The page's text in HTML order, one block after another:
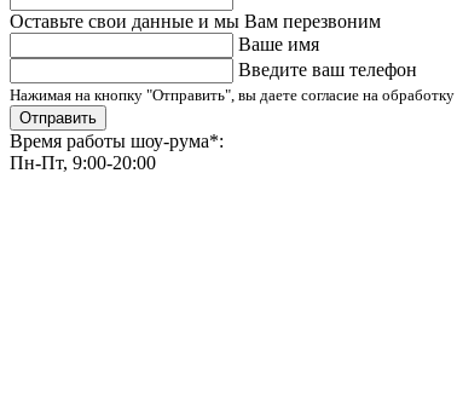
Оставьте свои данные и мы Вам перезвоним
Ваше имя
Введите ваш телефон
Нажимая на кнопку "Отправить", вы даете согласие на обработку
Отправить
Время работы шоу-рума*:
Пн-Пт, 9:00-20:00